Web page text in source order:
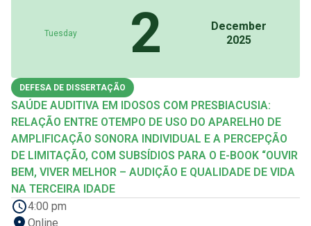
Tuesday 2
December
2025
DEFESA DE DISSERTAÇÃO
SAÚDE AUDITIVA EM IDOSOS COM PRESBIACUSIA:
RELAÇÃO ENTRE OTEMPO DE USO DO APARELHO DE
AMPLIFICAÇÃO SONORA INDIVIDUAL E A PERCEPÇÃO
DE LIMITAÇÃO, COM SUBSÍDIOS PARA O E-BOOK “OUVIR
BEM, VIVER MELHOR – AUDIÇÃO E QUALIDADE DE VIDA
NA TERCEIRA IDADE
4:00 pm
Online